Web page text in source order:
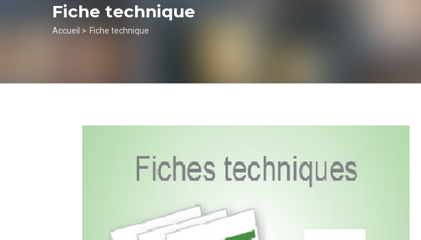
Fiche technique
Fil
Accueil > Fiche technique